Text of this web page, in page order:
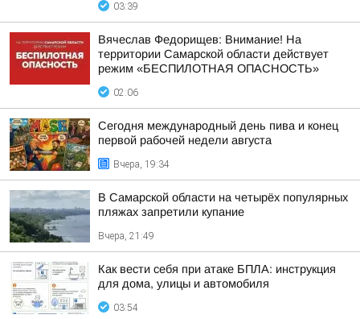
03:39
Вячеслав Федорищев: Внимание! На
территории Самарской области действует
режим «БЕСПИЛОТНАЯ ОПАСНОСТЬ»
02:06
Сегодня международный день пива и конец
первой рабочей недели августа
Вчера, 19:34
В Самарской области на четырёх популярных
пляжах запретили купание
Вчера, 21:49
Как вести себя при атаке БПЛА: инструкция
для дома, улицы и автомобиля
03:54